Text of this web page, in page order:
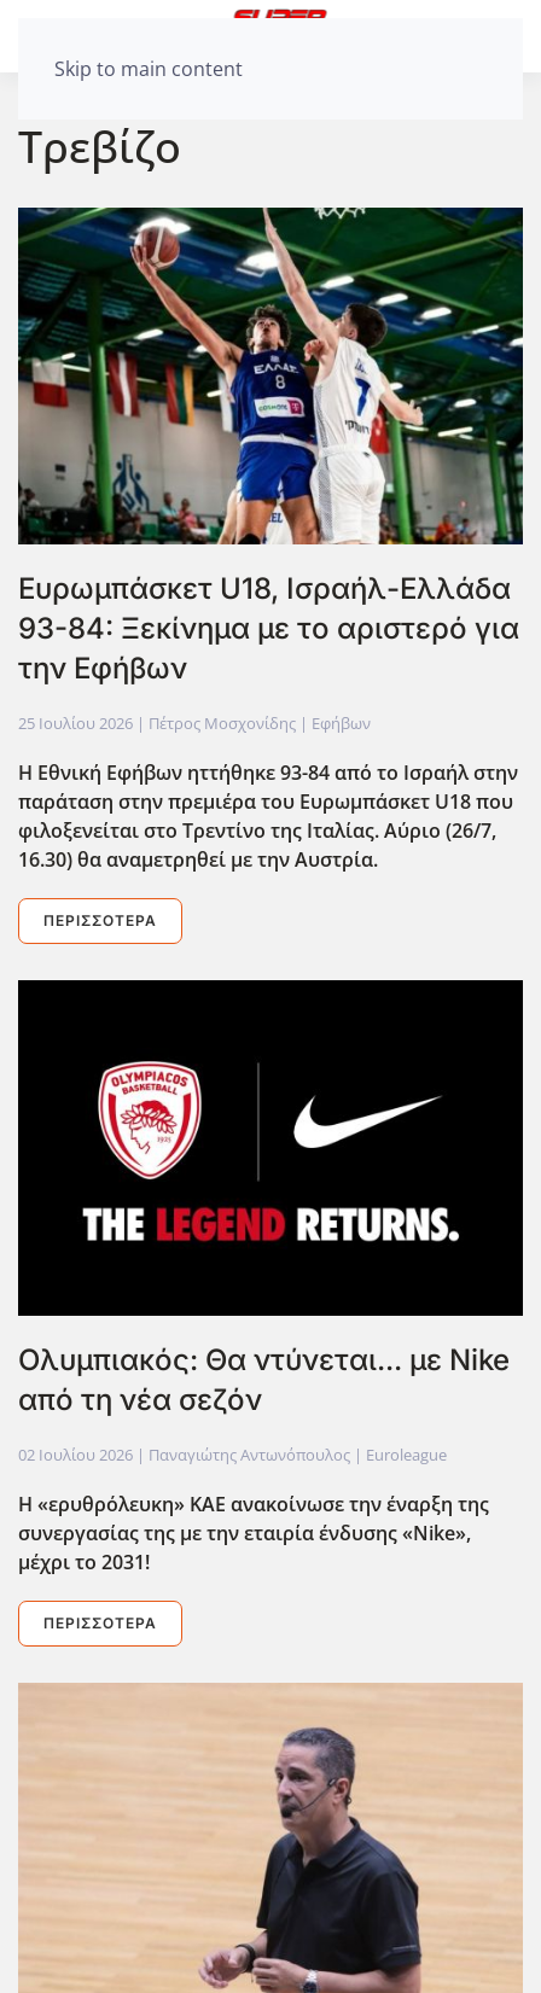
Skip to main content
Τρεβίζο
Ευρωμπάσκετ U18, Ισραήλ-Ελλάδα
93-84: Ξεκίνημα με το αριστερό για
την Εφήβων
25 Ιουλίου 2026 | Πέτρος Μοσχονίδης | Εφήβων
H Εθνική Εφήβων ηττήθηκε 93-84 από το Ισραήλ στην
παράταση στην πρεμιέρα του Ευρωμπάσκετ U18 που
φιλοξενείται στο Τρεντίνο της Ιταλίας. Αύριο (26/7,
16.30) θα αναμετρηθεί με την Αυστρία.
ΠΕΡΙΣΣΌΤΕΡΑ
Ολυμπιακός: Θα ντύνεται... με Nike
από τη νέα σεζόν
02 Ιουλίου 2026 | Παναγιώτης Αντωνόπουλος | Euroleague
Η «ερυθρόλευκη» ΚΑΕ ανακοίνωσε την έναρξη της
συνεργασίας της με την εταιρία ένδυσης «Nike»,
μέχρι το 2031!
ΠΕΡΙΣΣΌΤΕΡΑ